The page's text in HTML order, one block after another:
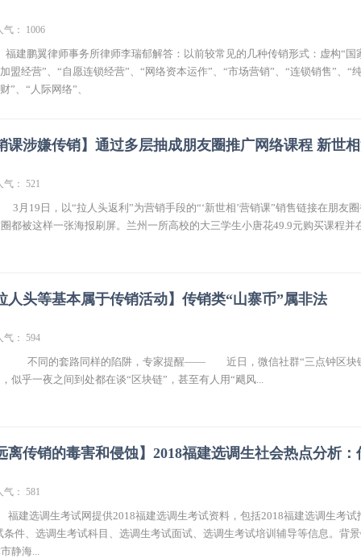
气： 1006
建鹏翼律师事务所律师李瑞郁解答：以前较常见的几种传销形式：虚构“国
盟经营”、“自愿连锁经营”、“网络资本运作”、“市场营销”、“连锁销售”、“
”、“人际网络”、
课涉嫌传销】通过多层抽成朋友圈推广网络课程 新世
气： 521
月19日，以“拉人头返利”为营销手段的“‘新世相’营销课”销售链接在朋友
都被这样一张海报刷屏。兰州一所高校的大三学生小唐花49.9元购买课程并
人头等基本属于传销活动】传销类“山寨币”属非法
气： 594
不同的套路同样的陷阱，专家提醒—— 近日，微信社群“三点钟区块
似乎一夜之间到处都在谈“区块链”，甚至有人用“飓风...
离传销的毒害和侵蚀】2018福建选调生社会热点分析：
气： 581
福建选调生考试网提供2018福建选调生考试资料，包括2018福建选调生考试
件、选调生考试科目、选调生考试面试、选调生考试培训辅导等信息。背
静海...